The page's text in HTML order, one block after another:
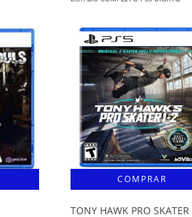
TONY HAWK PRO